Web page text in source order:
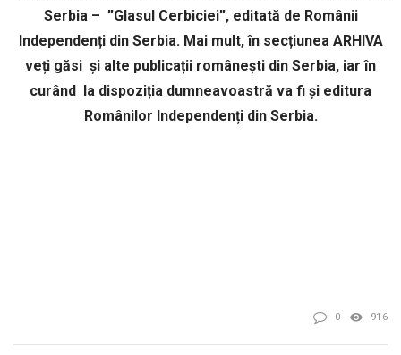
Serbia – ”Glasul Cerbiciei”, editată de Românii
Independenți din Serbia. Mai mult, în secțiunea ARHIVA
veți găsi și alte publicații românești din Serbia, iar în
curând la dispoziția dumneavoastră va fi și editura
Românilor Independenți din Serbia.
0 916